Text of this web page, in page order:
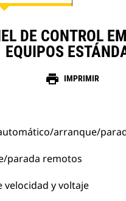
DE CONTROL
EQUIPOS
print IMPRIMIR
arranque/
parada remotos
velocidad y voltaje